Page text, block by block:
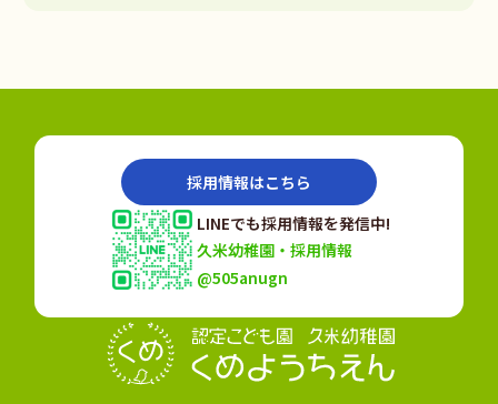
採用情報はこちら
LINEでも採用情報を発信中!
久米幼稚園・採用情報
@505anugn